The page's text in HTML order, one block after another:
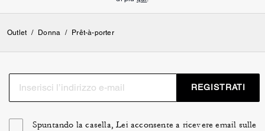
Outlet / Donna / Prêt-à-porter
REGISTRATI
Spuntando la casella, Lei acconsente a ricevere email sulle